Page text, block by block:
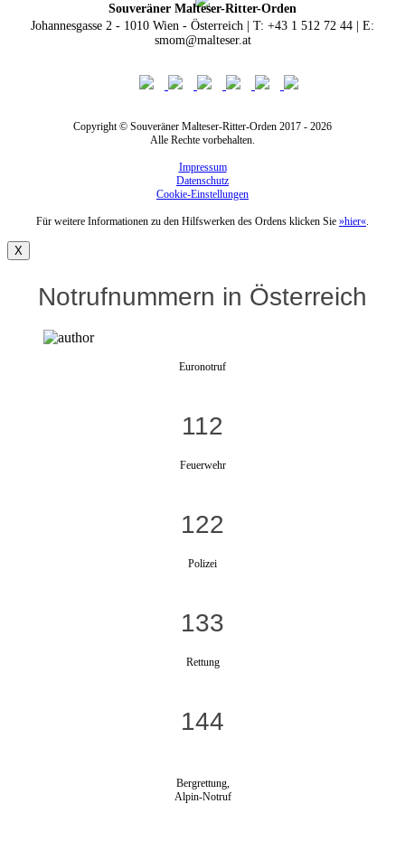
Souveräner Malteser-Ritter-Orden
Johannesgasse 2 - 1010 Wien - Österreich | T: +43 1 512 72 44 | E:
smom@malteser.at
Copyright © Souveräner Malteser-Ritter-Orden 2017 - 2026
Alle Rechte vorbehalten.
Impressum
Datenschutz
Cookie-Einstellungen
Für weitere Informationen zu den Hilfswerken des Ordens klicken Sie »hier«.
X
Notrufnummern in Österreich
Euronotruf
112
Feuerwehr
122
Polizei
133
Rettung
144
Bergrettung,
Alpin-Notruf